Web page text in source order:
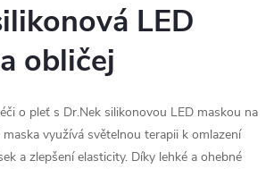
LED
obličej
o pleť s Dr.Nek silikonovou LED maskou na
využívá světelnou terapii k omlazení
a zlepšení elasticity. Díky lehké a ohebné